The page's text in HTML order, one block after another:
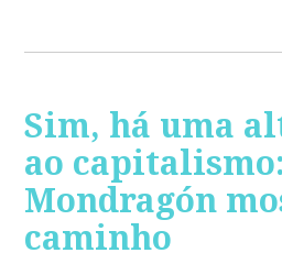
Sim, há uma
ao
Mondragón
caminho